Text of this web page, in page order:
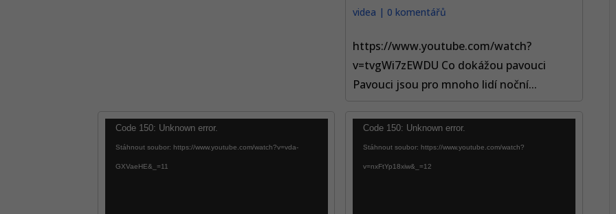
videa | 0 komentářů
https://www.youtube.com/watch?
v=tvgWi7zEWDU Co dokážou pavouci
Pavouci jsou pro mnoho lidí noční...
Video
přehrávač
Code 150: Unknown error.
Stáhnout soubor: https://www.youtube.com/watch?v=vda-
GXVaeHE&_=11
Video
přehrávač
Code 150: Unknown error.
Stáhnout soubor: https://www.youtube.com/watch?
v=nxFtYp18xiw&_=12